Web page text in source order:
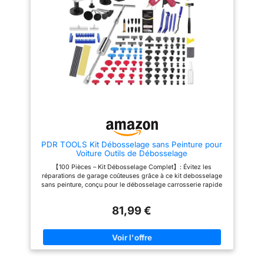
facile à utiliser et vous permet
de réparer vous-même la
carrosserie d'une voiture, d'un
bateau, d'un camping-car et de
nombreuses autres surfaces.
APP Reparatur Box kit
reparation fibre de verre est
destiné à un usage manuel.
Contient : résine polyester -
0,242 kg, durcisseur - 8 g,
sont plus durables que la
plupart des languettes creuses
sur le marché. Les 50
languettes de tailles et de
formes différentes sont idéales
pour réparer diverses bosses.
Les bâtons de colle ont une
forte viscosité, ce qui permet à
la languette d'adhérer
fermement à la bosse. Avec
réparation. Pas de Dommages à
de notre extracteur de bosses
doré et pont de débosselage
est en matériau souple, il
n'endommagera donc pas la
peinture d'origine de votre
voiture. De plus, notre colle est
inquiétez pas si la colle reste
de la bosse et appliquez un
bâton de colle chaude sur la
languette de l'extracteur. 2.
PDR TOOLS Kit Débosselage sans Peinture pour
Voiture Outils de Débosselage
【100 Pièces – Kit Débosselage Complet】: Évitez les
réparations de garage coûteuses grâce à ce kit debosselage
sans peinture, conçu pour le débosselage carrosserie rapide
tout en réduisant considérablement le temps et le coût des
utilisateurs expérimentés. 【5 Outils Essentiels pour Toutes
Bosses】: Ce kit debosselage carrosserie comprend des outils
adaptés aux bosses de différentes tailles : marteau coulissant
81,99 €